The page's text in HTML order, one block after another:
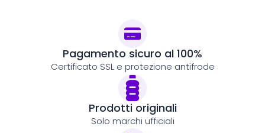
Pagamento sicuro al 100%
Certificato SSL e protezione antifrode
Prodotti originali
Solo marchi ufficiali